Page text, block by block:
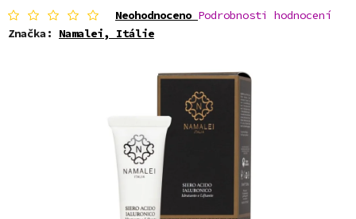
Průměrné
hodnocení
produktu
hvězdiček.
Neohodnoceno Podrobnosti hodnocení
Značka: Namalei, Itálie